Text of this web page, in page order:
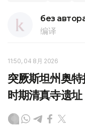
без
编译
11:50, 04 8月 2026
突厥斯坦州奥
时期清真寺遗址